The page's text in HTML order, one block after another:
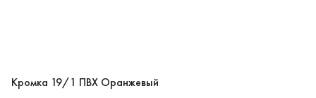
Кромка 19/1 ПВХ Оранжевый